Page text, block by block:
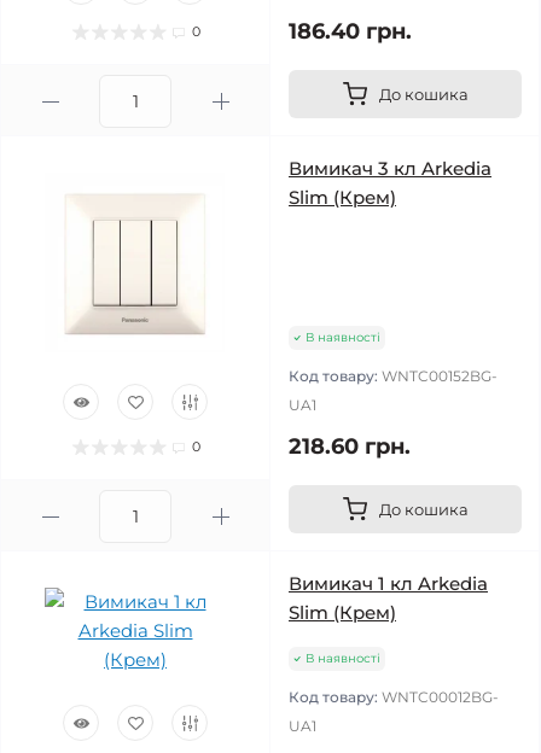
0 186.40 грн.
До кошика
0
Вимикач 3 кл Arkedia
Slim (Крем)
В наявності
Код товару: WNTC00152BG-
UA1
218.60 грн.
До кошика
Вимикач 1 кл Arkedia
Slim (Крем)
В наявності
Код товару: WNTC00012BG-
UA1